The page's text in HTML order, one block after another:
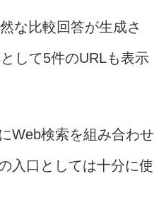
な比較回答が生成さ
して5件のURLも表示
Web検索を組み合わせ
入口としては十分に使